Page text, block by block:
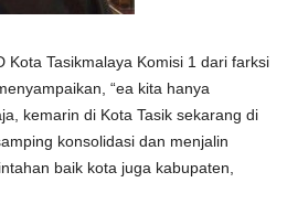
Kota Tasikmalaya Komisi 1 dari farksi
“ea kita hanya
kemarin di Kota Tasik sekarang di
konsolidasi dan menjalin
baik kota juga kabupaten,